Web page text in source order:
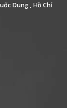
Dung , Hồ Chí